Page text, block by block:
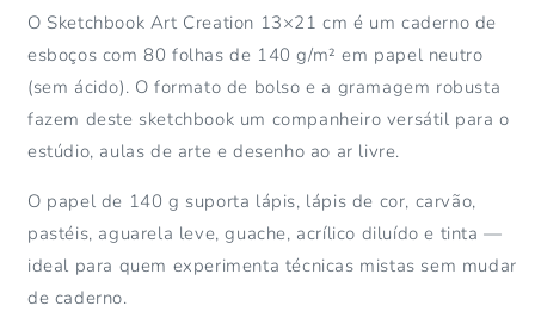
O Sketchbook Art Creation 13×21 cm é um caderno de
esboços com 80 folhas de 140 g/m² em papel neutro
(sem ácido). O formato de bolso e a gramagem robusta
fazem deste sketchbook um companheiro versátil para o
estúdio, aulas de arte e desenho ao ar livre.
O papel de 140 g suporta lápis, lápis de cor, carvão,
pastéis, aguarela leve, guache, acrílico diluído e tinta —
ideal para quem experimenta técnicas mistas sem mudar
de caderno.